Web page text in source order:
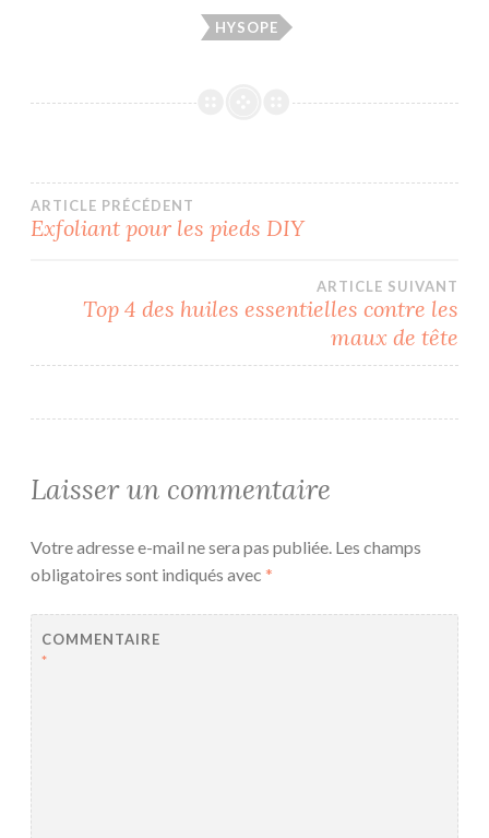
HYSOPE
Navigation
l’article
ARTICLE PRÉCÉDENT
Exfoliant pour les pieds DIY
ARTICLE SUIVANT
Top 4 des huiles essentielles contre les
maux de tête
Laisser un commentaire
Votre adresse e-mail ne sera pas publiée. Les champs
obligatoires sont indiqués avec *
COMMENTAIRE
*